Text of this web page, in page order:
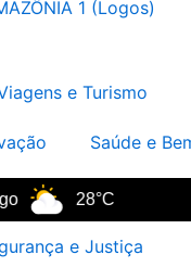
e Turismo
Saúde e
28°C
e Justiça